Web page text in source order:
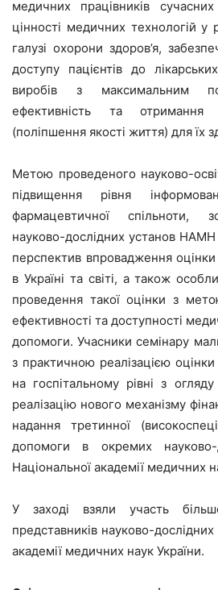
медичних працівників
цінності медичних технологій у
галузі охорони здоров’я,
доступу пацієнтів до
виробів з максимальним
ефективність та отримання
(поліпшення якості життя) для їх
Метою проведеного науково-
підвищення рівня
фармацевтичної спільноти,
науково-дослідних установ НАМН
перспектив впровадження
в Україні та світі, а також
проведення такої оцінки з
ефективності та доступності
допомоги. Учасники семінару
з практичною реалізацією
на госпітальному рівні з
реалізацію нового механізму
надання третинної
допомоги в окремих науково-
Національної академії медичних
У заході взяли участь
представників науково-
академії медичних наук України.